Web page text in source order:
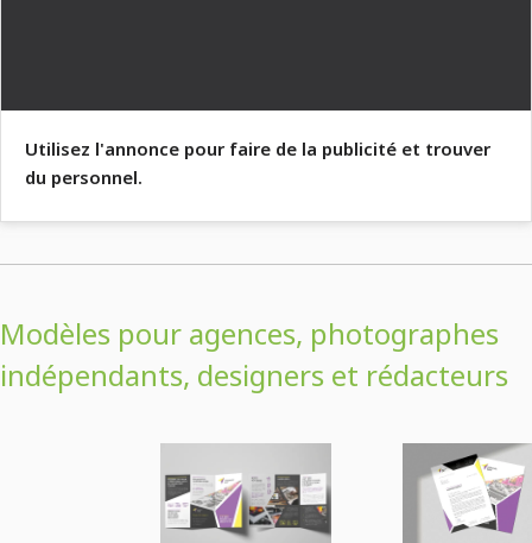
Utilisez l'annonce pour faire de la publicité et trouver
du personnel.
Modèles pour agences, photographes
indépendants, designers et rédacteurs